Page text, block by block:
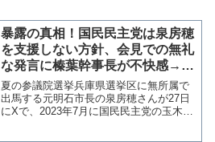
暴露の真相！国民民主党は泉房穂
を支援しない方針、会見での無礼
な発言に榛葉幹事長が不快感→対
抗馬擁立へ【KSLチャンネル】
夏の参議院選挙兵庫県選挙区に無所属で
出馬する元明石市長の泉房穂さんが27日
にXで、2023年7月に国民民主党の玉木代